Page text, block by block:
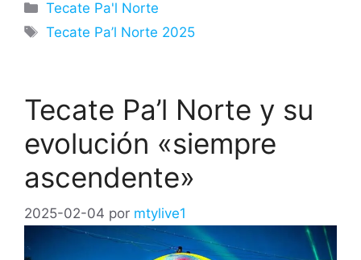
Categorías
Tecate Pa'l Norte
Etiquetas
Tecate Pa’l Norte 2025
Tecate Pa’l Norte y su
evolución «siempre
ascendente»
2025-02-04 por mtylive1